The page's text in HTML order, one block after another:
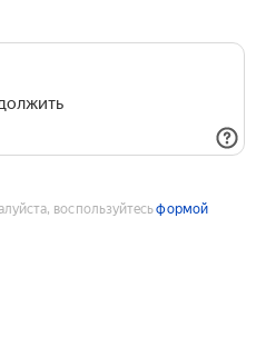
воспользуйтесьформой